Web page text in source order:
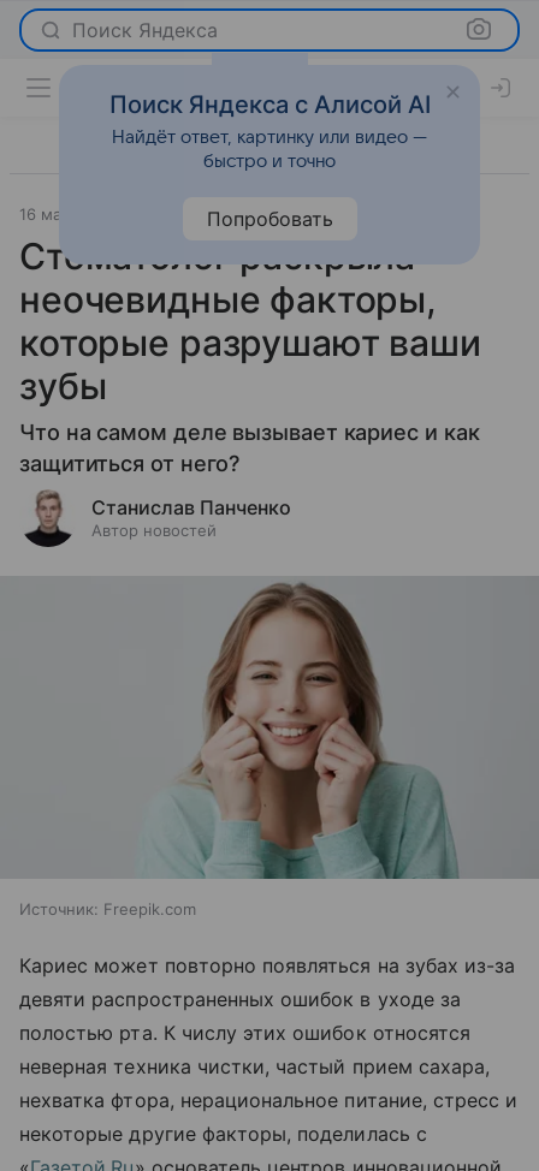
Поиск Яндекса
16 мая 2025
Стоматолог раскрыла
неочевидные факторы,
которые разрушают ваши
зубы
Что на самом деле вызывает кариес и как
защититься от него?
Станислав Панченко
Автор новостей
Источник: Freepik.com
Кариес может повторно появляться на зубах из-за
девяти распространенных ошибок в уходе за
полостью рта. К числу этих ошибок относятся
неверная техника чистки, частый прием сахара,
нехватка фтора, нерациональное питание, стресс и
некоторые другие факторы, поделилась с
Поиск Яндекса с Алисой AI
Найдёт ответ, картинку или видео —
быстро и точно
Попробовать